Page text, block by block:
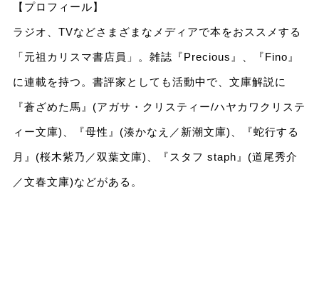
【プロフィール】
ラジオ、TVなどさまざまなメディアで本をおススメする
「元祖カリスマ書店員」。雑誌『Precious』、『Fino』
に連載を持つ。書評家としても活動中で、文庫解説に
『蒼ざめた馬』(アガサ・クリスティー/ハヤカワクリステ
ィー文庫)、『母性』(湊かなえ／新潮文庫)、『蛇行する
月』(桜木紫乃／双葉文庫)、『スタフ staph』(道尾秀介
／文春文庫)などがある。